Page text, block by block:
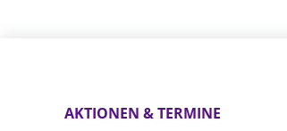
AKTIONEN & TERMINE